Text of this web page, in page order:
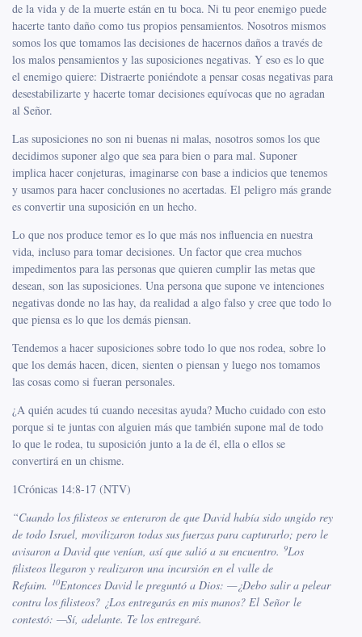
de la vida y de la muerte están en tu boca. Ni tu peor enemigo puede
hacerte tanto daño como tus propios pensamientos. Nosotros mismos
somos los que tomamos las decisiones de hacernos daños a través de
los malos pensamientos y las suposiciones negativas. Y eso es lo que
el enemigo quiere: Distraerte poniéndote a pensar cosas negativas para
desestabilizarte y hacerte tomar decisiones equívocas que no agradan
al Señor.
Las suposiciones no son ni buenas ni malas, nosotros somos los que
decidimos suponer algo que sea para bien o para mal. Suponer
implica hacer conjeturas, imaginarse con base a indicios que tenemos
y usamos para hacer conclusiones no acertadas. El peligro más grande
es convertir una suposición en un hecho.
Lo que nos produce temor es lo que más nos influencia en nuestra
vida, incluso para tomar decisiones. Un factor que crea muchos
impedimentos para las personas que quieren cumplir las metas que
desean, son las suposiciones. Una persona que supone ve intenciones
negativas donde no las hay, da realidad a algo falso y cree que todo lo
que piensa es lo que los demás piensan.
Tendemos a hacer suposiciones sobre todo lo que nos rodea, sobre lo
que los demás hacen, dicen, sienten o piensan y luego nos tomamos
las cosas como si fueran personales.
¿A quién acudes tú cuando necesitas ayuda? Mucho cuidado con esto
porque si te juntas con alguien más que también supone mal de todo
lo que le rodea, tu suposición junto a la de él, ella o ellos se
convertirá en un chisme.
1Crónicas 14:8-17 (NTV)
“Cuando los filisteos se enteraron de que David había sido ungido rey
de todo Israel, movilizaron todas sus fuerzas para capturarlo; pero le
avisaron a David que venían, así que salió a su encuentro. 9Los
filisteos llegaron y realizaron una incursión en el valle de
Refaim.
10Entonces David le preguntó a Dios: —¿Debo salir a pelear
contra los filisteos? ¿Los entregarás en mis manos? El Señor le
contestó: —Sí, adelante. Te los entregaré.